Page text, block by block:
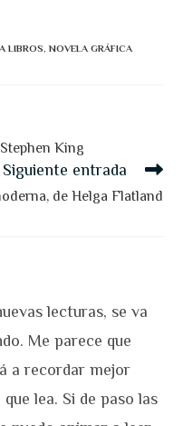
LIBROS, NOVELA GRÁFICA
King
Siguiente entrada
de Helga Flatland
lecturas, se va
Me parece que
a recordar mejor
lea. Si de paso las